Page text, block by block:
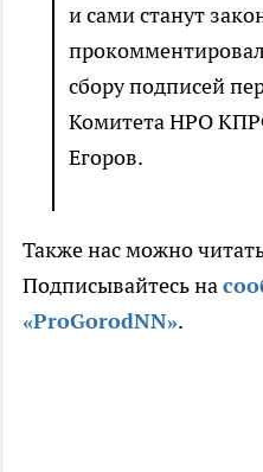
и сами станут
сбору подписей
Комитета НРО
Егоров.
Также нас можно
Подписывайтесь на
«ProGorodNN».